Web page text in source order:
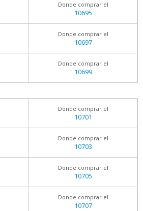
Donde comprar el
10695
Donde comprar el
10697
Donde comprar el
10699
Donde comprar el
10701
Donde comprar el
10703
Donde comprar el
10705
Donde comprar el
10707